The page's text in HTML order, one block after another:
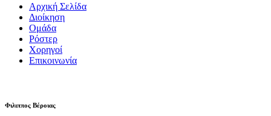
Αρχική Σελίδα
Διοίκηση
Ομάδα
Ρόστερ
Χορηγοί
Επικοινωνία
Φιλιππος Βέροιας